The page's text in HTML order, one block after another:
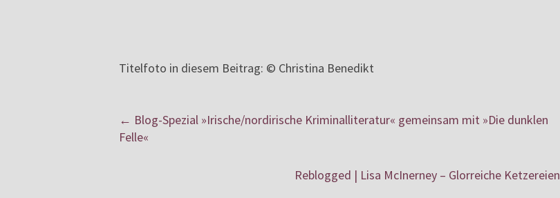
Titelfoto in diesem Beitrag: © Christina Benedikt
← Blog-Spezial »Irische/nordirische Kriminalliteratur« gemeinsam mit »Die dunklen
Felle«
Reblogged | Lisa McInerney – Glorreiche Ketzereien